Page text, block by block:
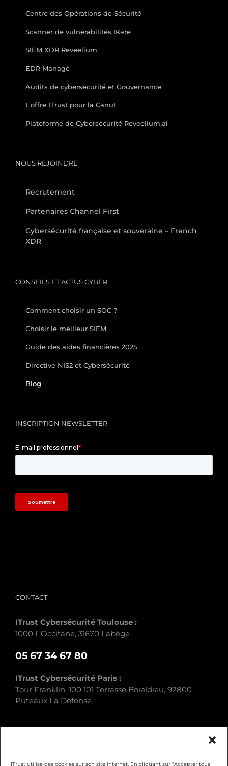
ITrust utilise des cookies sur son site internet. En cliquant sur "Accepter tous
Centre des Opérations de Sécurité
Scanner de vulnérabilités IKare
SIEM XDR Reveelium
EDR Managé
Audits de cybersécurité et Gouvernance
L’offre ITrust pour la Canut
Plateforme de Cybersécurité Reveelium.ai
NOUS REJOINDRE
Recrutement
Partenaires Channel First
Cybersécurité française et souveraine – French
XDR
CONSEILS ET ACTUS CYBER
Comment choisir un SOC ?
Choisir le meilleur SIEM
Guide des aides financières 2025
Directive NIS2 et Cybersécurité
Blog
INSCRIPTION NEWSLETTER
CONTACT
ITrust Cybersécurité Toulouse :
1000 L’Occitane, 31670 Labège
05 67 34 67 80
ITrust Cybersécurité Paris :
Tour Franklin, 100 101 Terrasse Boieldieu, 92800
Puteaux La Défense